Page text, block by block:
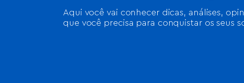
Aqui você vai conhecer dicas, análises,
que você precisa para conquistar os seus